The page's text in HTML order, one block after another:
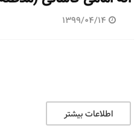
1399/04/14
اطلاعات بیشتر